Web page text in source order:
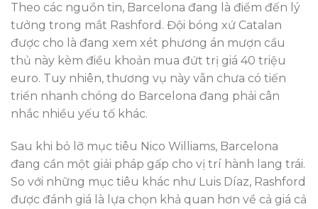
Theo các nguồn tin, Barcelona đang là điểm đến lý
tưởng trong mắt Rashford. Đội bóng xứ Catalan
được cho là đang xem xét phương án mượn cầu
thủ này kèm điều khoản mua đứt trị giá 40 triệu
euro. Tuy nhiên, thương vụ này vẫn chưa có tiến
triển nhanh chóng do Barcelona đang phải cân
nhắc nhiều yếu tố khác.
Sau khi bỏ lỡ mục tiêu Nico Williams, Barcelona
đang cần một giải pháp gấp cho vị trí hành lang trái.
So với những mục tiêu khác như Luis Díaz, Rashford
được đánh giá là lựa chọn khả quan hơn về cả giá cả